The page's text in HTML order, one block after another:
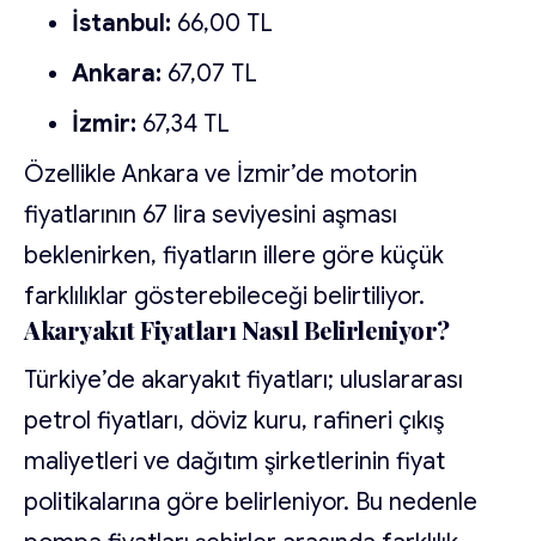
İstanbul: 66,00 TL
Ankara: 67,07 TL
İzmir: 67,34 TL
Özellikle Ankara ve İzmir’de motorin
fiyatlarının 67 lira seviyesini aşması
beklenirken, fiyatların illere göre küçük
farklılıklar gösterebileceği belirtiliyor.
Akaryakıt Fiyatları Nasıl Belirleniyor?
Türkiye’de akaryakıt fiyatları; uluslararası
petrol fiyatları, döviz kuru, rafineri çıkış
maliyetleri ve dağıtım şirketlerinin fiyat
politikalarına göre belirleniyor. Bu nedenle